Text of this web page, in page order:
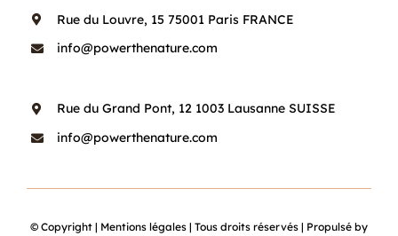
Rue du Louvre, 15 75001 Paris FRANCE
info@powerthenature.com
Rue du Grand Pont, 12 1003 Lausanne SUISSE
info@powerthenature.com
© Copyright | Mentions légales | Tous droits réservés | Propulsé by